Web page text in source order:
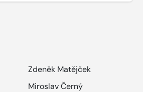
Zdeněk Matějček
Miroslav Černý